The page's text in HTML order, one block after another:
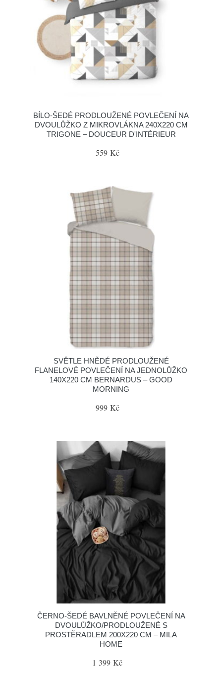
BÍLO-ŠEDÉ PRODLOUŽENÉ POVLEČENÍ NA
DVOULŮŽKO Z MIKROVLÁKNA 240X220 CM
TRIGONE – DOUCEUR D'INTÉRIEUR
559 Kč
SVĚTLE HNĚDÉ PRODLOUŽENÉ
FLANELOVÉ POVLEČENÍ NA JEDNOLŮŽKO
140X220 CM BERNARDUS – GOOD
MORNING
999 Kč
ČERNO-ŠEDÉ BAVLNĚNÉ POVLEČENÍ NA
DVOULŮŽKO/PRODLOUŽENÉ S
PROSTĚRADLEM 200X220 CM – MILA
HOME
1 399 Kč